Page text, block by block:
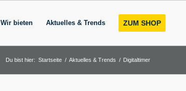
Wir bieten Aktuelles & Trends ZUM SHOP
Du bist hier: Startseite / Aktuelles & Trends / Digitaltimer